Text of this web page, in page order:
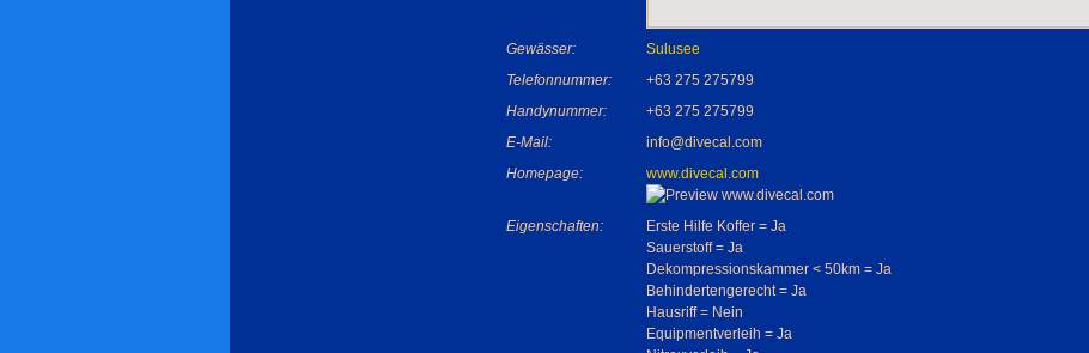
Gewässer:
Sulusee
Telefonnummer:
+63 275 275799
Handynummer:
+63 275 275799
E-Mail:
info@divecal.com
Homepage:
www.divecal.com
Eigenschaften:
Erste Hilfe Koffer = Ja
Sauerstoff = Ja
Dekompressionskammer < 50km = Ja
Behindertengerecht = Ja
Hausriff = Nein
Equipmentverleih = Ja